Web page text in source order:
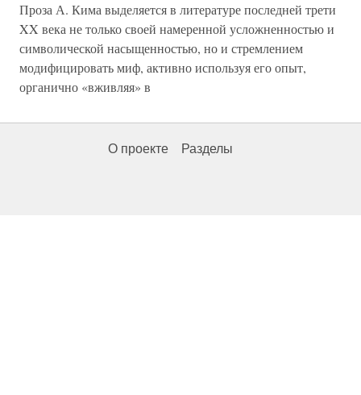
Проза А. Кима выделяется в литературе последней трети
XX века не только своей намеренной усложненностью и
символической насыщенностью, но и стремлением
модифицировать миф, активно используя его опыт,
органично «вживляя» в
О проекте Разделы